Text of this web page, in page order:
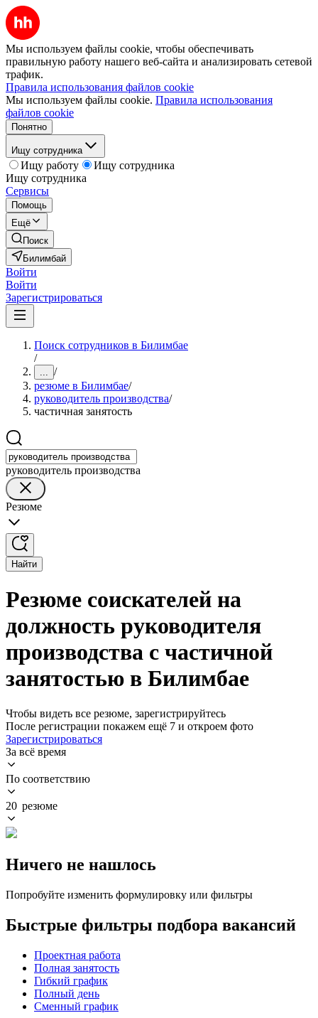
Мы используем файлы cookie, чтобы обеспечивать
правильную работу нашего веб-сайта и анализировать сетевой
трафик.
Правила использования файлов cookie
Мы используем файлы cookie. Правила использования
файлов cookie
Понятно
Ищу сотрудника
Ищу работу
Ищу сотрудника
Ищу сотрудника
Сервисы
Помощь
Ещё
Поиск
Билимбай
Войти
Войти
Зарегистрироваться
Поиск сотрудников в Билимбае
/
... /
резюме в Билимбае/
руководитель производства/
частичная занятость
руководитель производства
Резюме
Найти
Резюме соискателей на
должность руководителя
производства с частичной
занятостью в Билимбае
Чтобы видеть все резюме, зарегистрируйтесь
После регистрации покажем ещё 7 и откроем фото
Зарегистрироваться
За всё время
По соответствию
20 резюме
Ничего не нашлось
Попробуйте изменить формулировку или фильтры
Быстрые фильтры подбора вакансий
Проектная работа
Полная занятость
Гибкий график
Полный день
Сменный график